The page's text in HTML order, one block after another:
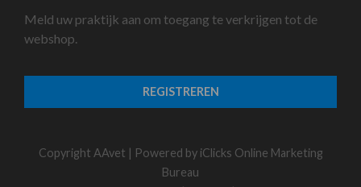
Meld uw praktijk aan om toegang te verkrijgen tot de
webshop.
REGISTREREN
Copyright AAvet | Powered by iClicks Online Marketing
Bureau